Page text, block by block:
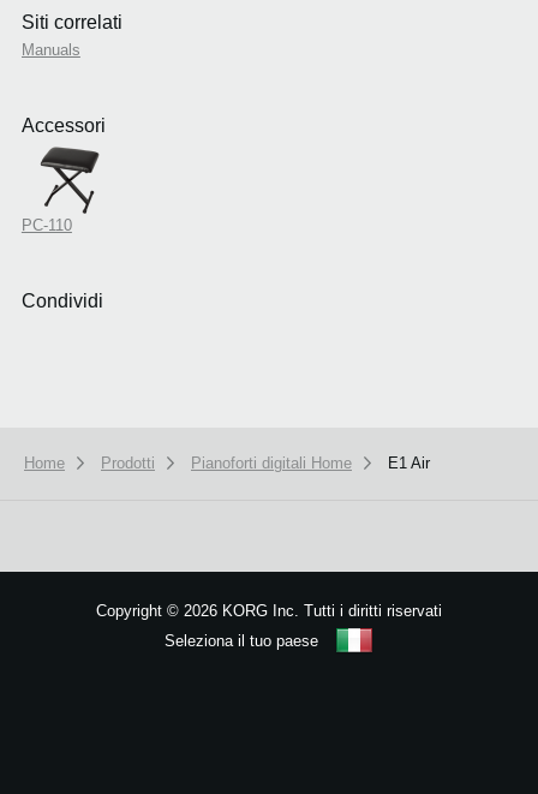
Siti correlati
Manuals
Accessori
PC-110
Condividi
Home Prodotti Pianoforti digitali Home E1 Air
Copyright © 2026 KORG Inc. Tutti i diritti riservati
Seleziona il tuo paese